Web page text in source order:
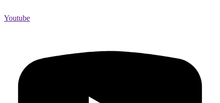
Youtube